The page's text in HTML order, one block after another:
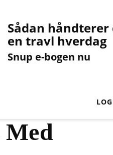
Sådan håndterer
en travl hverdag
Snup e-bogen nu